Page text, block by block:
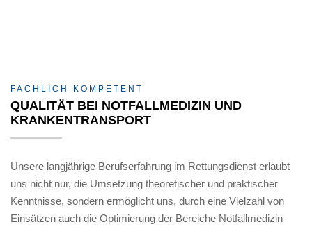
FACHLICH KOMPETENT
QUALITÄT BEI NOTFALLMEDIZIN UND
KRANKENTRANSPORT
Unsere langjährige Berufserfahrung im Rettungsdienst erlaubt
uns nicht nur, die Umsetzung theoretischer und praktischer
Kenntnisse, sondern ermöglicht uns, durch eine Vielzahl von
Einsätzen auch die Optimierung der Bereiche Notfallmedizin